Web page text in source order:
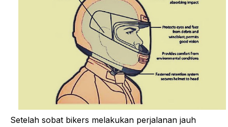
Setelah sobat bikers melakukan perjalanan jauh